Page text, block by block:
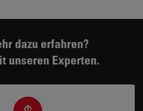
dazu erfahren?
unseren Experten.